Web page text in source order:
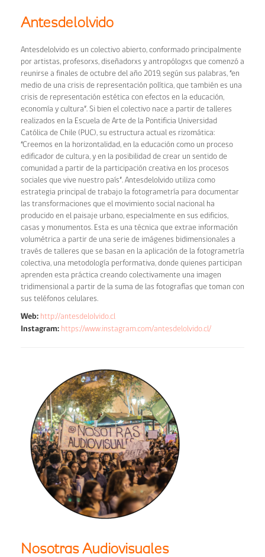
Antesdelolvido
Antesdelolvido es un colectivo abierto, conformado principalmente
por artistas, profesorxs, diseñadorxs y antropólogxs que comenzó a
reunirse a finales de octubre del año 2019, según sus palabras, “en
medio de una crisis de representación política, que también es una
crisis de representación estética con efectos en la educación,
economía y cultura”. Si bien el colectivo nace a partir de talleres
realizados en la Escuela de Arte de la Pontificia Universidad
Católica de Chile (PUC), su estructura actual es rizomática:
“Creemos en la horizontalidad, en la educación como un proceso
edificador de cultura, y en la posibilidad de crear un sentido de
comunidad a partir de la participación creativa en los procesos
sociales que vive nuestro país”. Antesdelolvido utiliza como
estrategia principal de trabajo la fotogrametría para documentar
las transformaciones que el movimiento social nacional ha
producido en el paisaje urbano, especialmente en sus edificios,
casas y monumentos. Esta es una técnica que extrae información
volumétrica a partir de una serie de imágenes bidimensionales a
través de talleres que se basan en la aplicación de la fotogrametría
colectiva, una metodología performativa, donde quienes participan
aprenden esta práctica creando colectivamente una imagen
tridimensional a partir de la suma de las fotografías que toman con
sus teléfonos celulares.
Web: http://antesdelolvido.cl
Instagram: https://www.instagram.com/antesdelolvido.cl/
Nosotras Audiovisuales